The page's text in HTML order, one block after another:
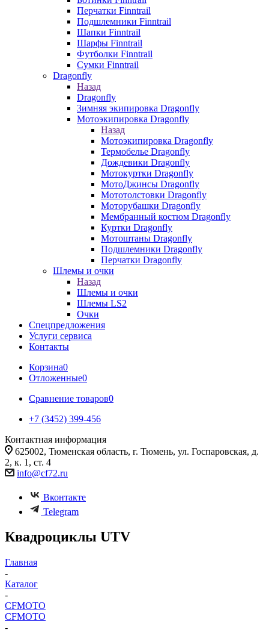
Перчатки Finntrail
Подшлемники Finntrail
Шапки Finntrail
Шарфы Finntrail
Футболки Finntrail
Сумки Finntrail
Dragonfly
Назад
Dragonfly
Зимняя экипировка Dragonfly
Мотоэкипировка Dragonfly
Назад
Мотоэкипировка Dragonfly
Термобелье Dragonfly
Дождевики Dragonfly
Мотокуртки Dragonfly
МотоДжинсы Dragonfly
Мототолстовки Dragonfly
Моторубашки Dragonfly
Мембранный костюм Dragonfly
Куртки Dragonfly
Мотоштаны Dragonfly
Подшлемники Dragonfly
Перчатки Dragonfly
Шлемы и очки
Назад
Шлемы и очки
Шлемы LS2
Очки
Спецпредложения
Услуги сервиса
Контакты
Корзина0
Отложенные0
Сравнение товаров0
+7 (3452) 399-456
Контактная информация
625002, Тюменская область, г. Тюмень, ул. Госпаровская, д.
2, к. 1, ст. 4
info@cf72.ru
Вконтакте
Telegram
Квадроциклы UTV
Главная
-
Каталог
-
CFMOTO
CFMOTO
-